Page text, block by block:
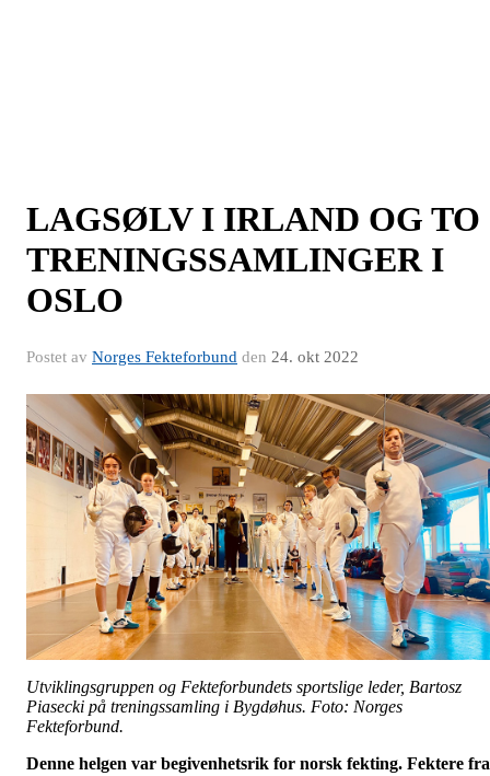
LAGSØLV I IRLAND OG TO
TRENINGSSAMLINGER I
OSLO
Postet av Norges Fekteforbund den 24. okt 2022
Utviklingsgruppen og Fekteforbundets sportslige leder, Bartosz
Piasecki på treningssamling i Bygdøhus. Foto: Norges
Fekteforbund.
Denne helgen var begivenhetsrik for norsk fekting. Fektere fra